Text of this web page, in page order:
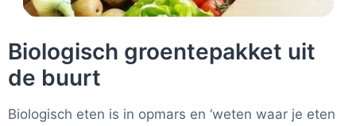
Biologisch groentepakket uit
de buurt
Biologisch eten is in opmars en ‘weten waar je eten